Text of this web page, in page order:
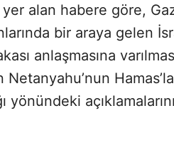
alan habere göre,
bir araya gelen
anlaşmasına
Hamas’la